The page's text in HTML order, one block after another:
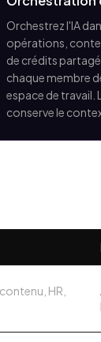
Orchestrez l'IA
opérations,
de crédits
chaque membre
espace de travail.
conserve le
HR,